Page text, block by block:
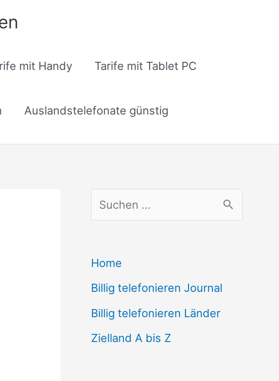
mit Handy Tarife mit Tablet PC
Auslandstelefonate günstig
u
h
e
n
n
Home
Billig telefonieren Journal
Billig telefonieren Länder
Zielland A bis Z